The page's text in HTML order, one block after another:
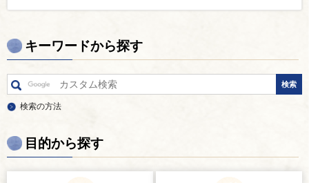
キーワードから探す
検索の方法
目的から探す